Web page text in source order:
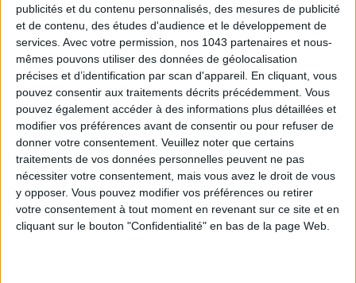
publicités et du contenu personnalisés, des mesures de publicité
et de contenu, des études d'audience et le développement de
services. Avec votre permission, nos 1043 partenaires et nous-
mêmes pouvons utiliser des données de géolocalisation
précises et d’identification par scan d'appareil. En cliquant, vous
pouvez consentir aux traitements décrits précédemment. Vous
pouvez également accéder à des informations plus détaillées et
modifier vos préférences avant de consentir ou pour refuser de
donner votre consentement. Veuillez noter que certains
traitements de vos données personnelles peuvent ne pas
nécessiter votre consentement, mais vous avez le droit de vous
y opposer. Vous pouvez modifier vos préférences ou retirer
votre consentement à tout moment en revenant sur ce site et en
cliquant sur le bouton "Confidentialité" en bas de la page Web.
79,99 € - Je l’achète